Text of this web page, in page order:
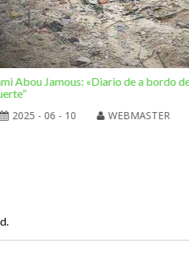
Abou Jamous: «Diario de a bordo
2025 - 06 - 10
WEBMASTER